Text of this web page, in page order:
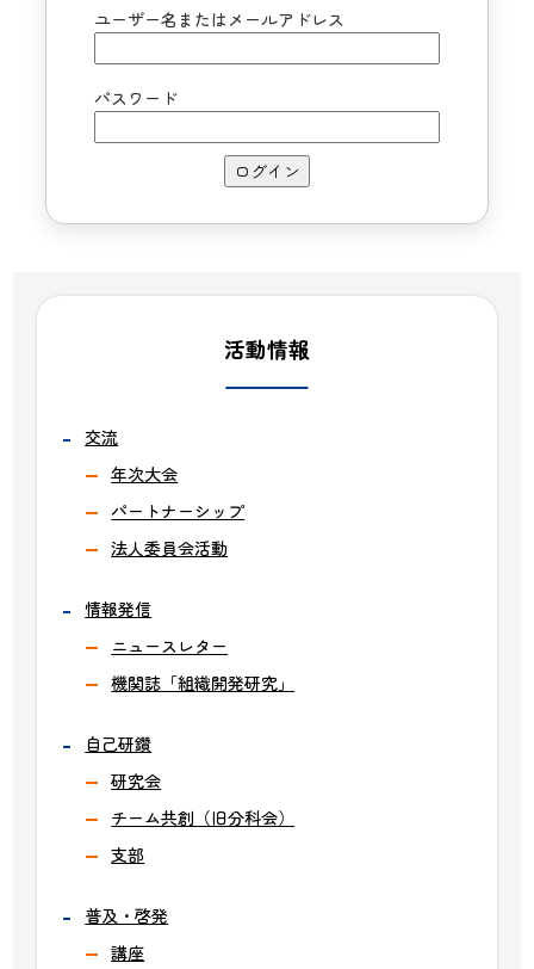
ユーザー名またはメールアドレス
パスワード
活動情報
交流
年次大会
パートナーシップ
法人委員会活動
情報発信
ニュースレター
機関誌「組織開発研究」
自己研鑽
研究会
チーム共創（旧分科会）
支部
普及・啓発
講座